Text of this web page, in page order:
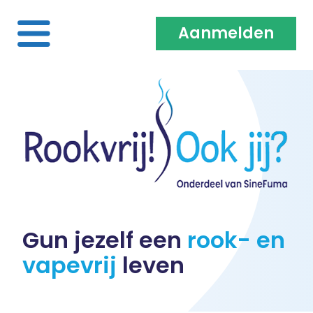
Home
Over ons
Medewerkers & Coaches
Heb je een klacht?
Aanmelden
Gun jezelf een rook- en
vapevrij leven